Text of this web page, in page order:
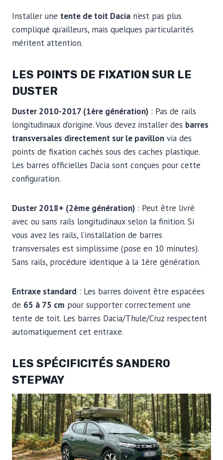
Installer une tente de toit Dacia n’est pas plus
compliqué qu’ailleurs, mais quelques particularités
méritent attention.
LES POINTS DE FIXATION SUR LE
DUSTER
Duster 2010-2017 (1ère génération) : Pas de rails
longitudinaux d’origine. Vous devez installer des barres
transversales directement sur le pavillon via des
points de fixation cachés sous des caches plastique.
Les barres officielles Dacia sont conçues pour cette
configuration.
Duster 2018+ (2ème génération) : Peut être livré
avec ou sans rails longitudinaux selon la finition. Si
vous avez les rails, l’installation de barres
transversales est simplissime (pose en 10 minutes).
Sans rails, procédure identique à la 1ère génération.
Entraxe standard : Les barres doivent être espacées
de 65 à 75 cm pour supporter correctement une
tente de toit. Les barres Dacia/Thule/Cruz respectent
automatiquement cet entraxe.
LES SPÉCIFICITÉS SANDERO
STEPWAY